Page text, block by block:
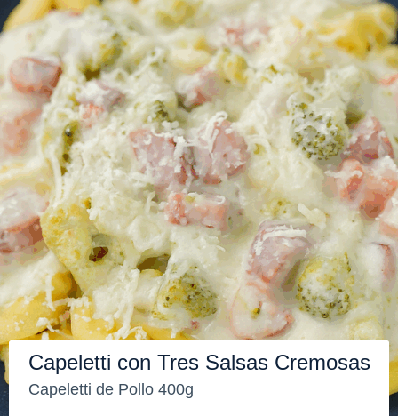
Capeletti con Tres Salsas Cremosas
Capeletti de Pollo 400g